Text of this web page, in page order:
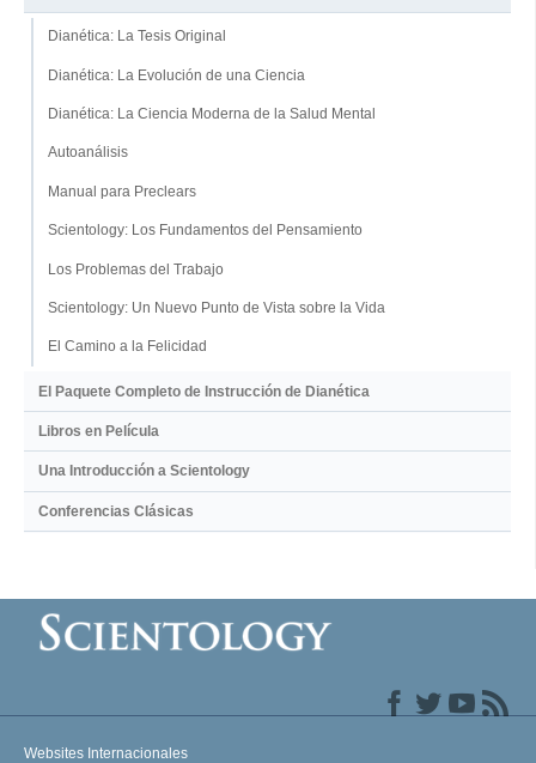
Dianética: La Tesis Original
Dianética: La Evolución de una Ciencia
Dianética: La Ciencia Moderna de la Salud Mental
Autoanálisis
Manual para Preclears
Scientology: Los Fundamentos del Pensamiento
Los Problemas del Trabajo
Scientology: Un Nuevo Punto de Vista sobre la Vida
El Camino a la Felicidad
El Paquete Completo de Instrucción de Dianética
Libros en Película
Una Introducción a Scientology
Conferencias Clásicas
Websites Internacionales